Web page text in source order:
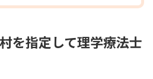
を指定して理学療法士